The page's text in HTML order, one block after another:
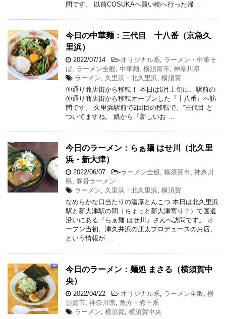
問です。 以前COSUKAへ買い物へ行った帰 …
今日の中華麺：三代目 十八番（京急久
里浜）
2022/07/14 -オリジナル系, ラーメン・中華そ
ば, ラーメン全般, 中華麺, 横須賀市, 神奈川県
ラーメン, 久里浜・北久里浜, 横須賀
仲通り商店街から移転！ 本日は6月上旬に、駅前の
仲通り商店街から移転オープンした『十八番』へ訪
問です。 久里浜駅前で2回目の移転で、”三代目”と
ついてますね。 娘から『新しいお …
今日のラーメン：らぁ麺 はせ川（北久里
浜・新大津）
2022/06/07 -ラーメン全般, 横須賀市, 神奈川
県, 豚骨ラーメン
ラーメン, 久里浜・北久里浜, 横須賀
なめらかな口当たりの濃厚とんこつ 本日は北久里浜
駅と新大津駅の間（ちょっと新大津寄り？）で国道
沿いにある『らぁ麺 はせ川』さんへ訪問です。 オ
ープン当初、津久井浜の庄太プロデュースのお店、
という情報が …
今日のラーメン：麺処 まさる（横須賀中
央）
2022/04/22 -オリジナル系, ラーメン全般, 横
須賀市, 神奈川県, 魚介・煮干系
ラーメン, 横須賀, 横須賀中央